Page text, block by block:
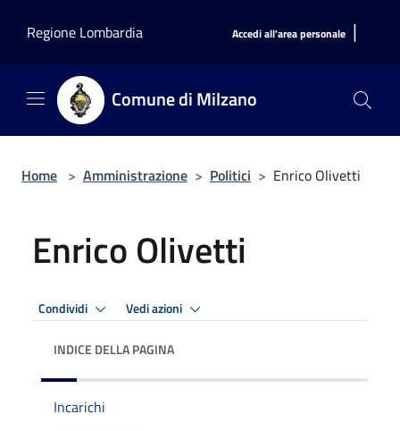
Regione Lombardia
Accedi all'area personale |
Comune di Milzano
Home > Amministrazione > Politici > Enrico Olivetti
Enrico Olivetti
Condividi Vedi azioni
INDICE DELLA PAGINA
Incarichi